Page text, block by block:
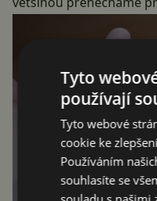
Tyto
používají
Tyto webové
cookie ke
Používáním
souhlasíte se